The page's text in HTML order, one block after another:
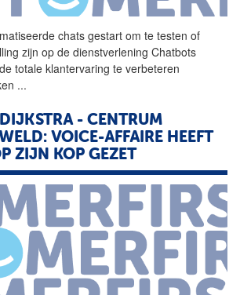
chats gestart om te testen of
zijn op de dienstverlening Chatbots
totale klantervaring te verbeteren
...
- CENTRUM
VOICE-AFFAIRE HEEFT
ZIJN KOP GEZET